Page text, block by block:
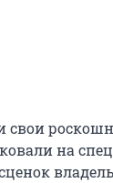
на